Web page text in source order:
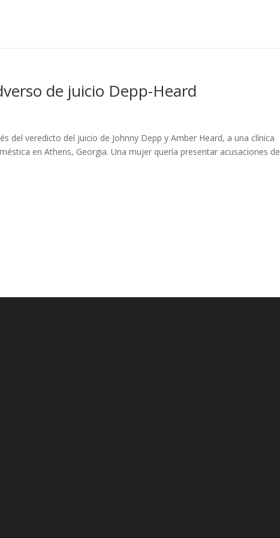
de juicio Depp-Heard
del veredicto del juicio de Johnny Depp y Amber Heard, a una clínica
en Athens, Georgia. Una mujer quería presentar acusaciones de